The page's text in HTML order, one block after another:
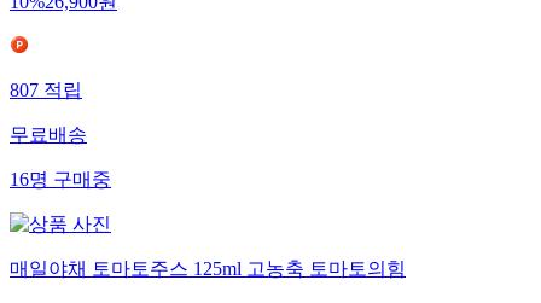
10%26,900원
807적립
무료배송
16명구매중
매일야채 토마토주스 125ml 고농축 토마토의힘